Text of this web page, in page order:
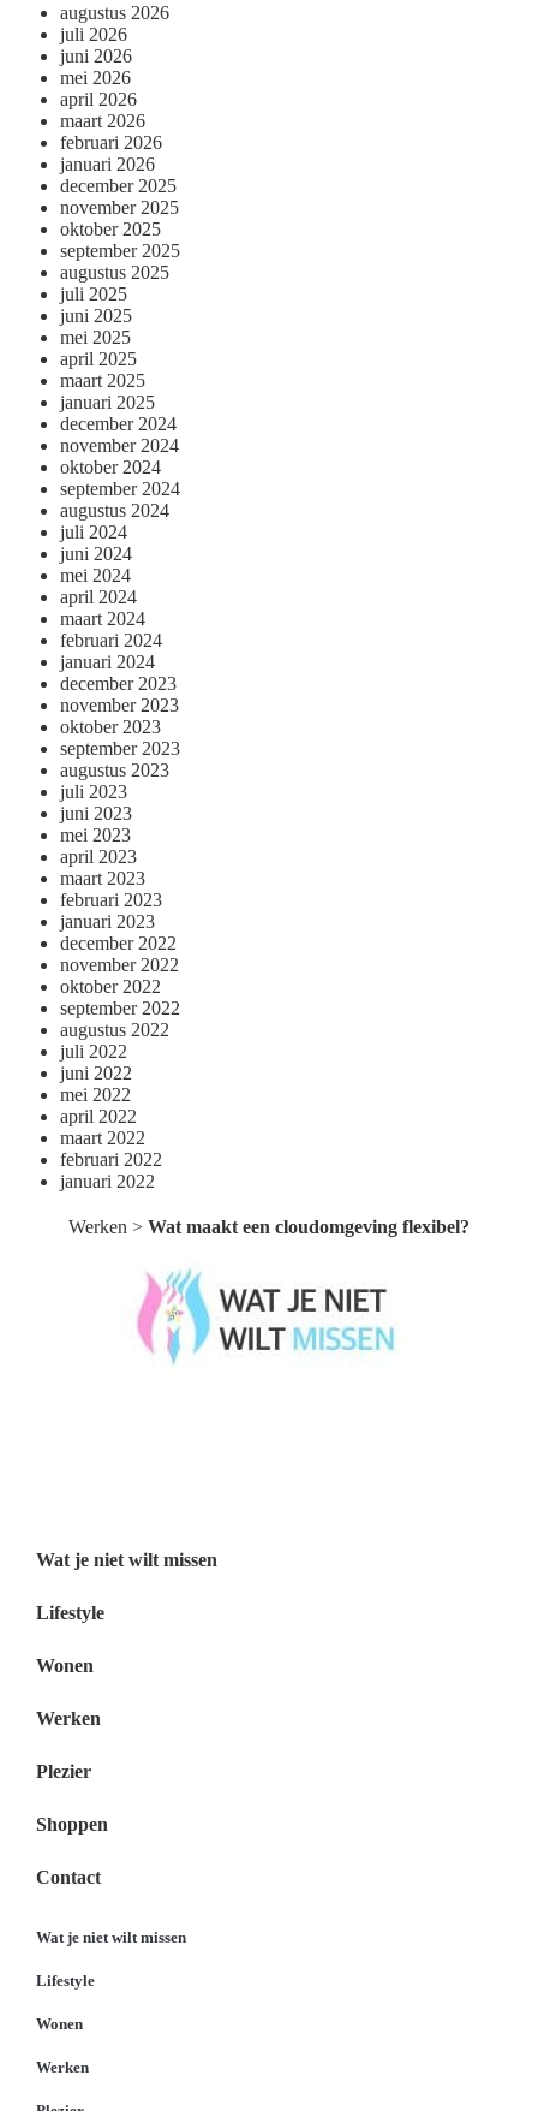
augustus 2026
juli 2026
juni 2026
mei 2026
april 2026
maart 2026
februari 2026
januari 2026
december 2025
november 2025
oktober 2025
september 2025
augustus 2025
juli 2025
juni 2025
mei 2025
april 2025
maart 2025
januari 2025
december 2024
november 2024
oktober 2024
september 2024
augustus 2024
juli 2024
juni 2024
mei 2024
april 2024
maart 2024
februari 2024
januari 2024
december 2023
november 2023
oktober 2023
september 2023
augustus 2023
juli 2023
juni 2023
mei 2023
april 2023
maart 2023
februari 2023
januari 2023
december 2022
november 2022
oktober 2022
september 2022
augustus 2022
juli 2022
juni 2022
mei 2022
april 2022
maart 2022
februari 2022
januari 2022
Werken > Wat maakt een cloudomgeving flexibel?
Wat je niet wilt missen
Lifestyle
Wonen
Werken
Plezier
Shoppen
Contact
Wat je niet wilt missen
Lifestyle
Wonen
Werken